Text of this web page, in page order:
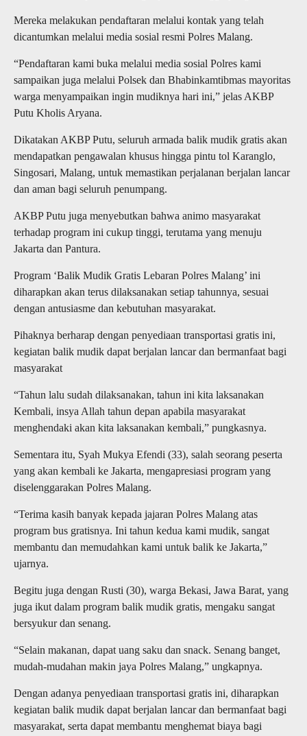
Mereka melakukan pendaftaran melalui kontak yang telah
dicantumkan melalui media sosial resmi Polres Malang.
“Pendaftaran kami buka melalui media sosial Polres kami
sampaikan juga melalui Polsek dan Bhabinkamtibmas mayoritas
warga menyampaikan ingin mudiknya hari ini,” jelas AKBP
Putu Kholis Aryana.
Dikatakan AKBP Putu, seluruh armada balik mudik gratis akan
mendapatkan pengawalan khusus hingga pintu tol Karanglo,
Singosari, Malang, untuk memastikan perjalanan berjalan lancar
dan aman bagi seluruh penumpang.
AKBP Putu juga menyebutkan bahwa animo masyarakat
terhadap program ini cukup tinggi, terutama yang menuju
Jakarta dan Pantura.
Program ‘Balik Mudik Gratis Lebaran Polres Malang’ ini
diharapkan akan terus dilaksanakan setiap tahunnya, sesuai
dengan antusiasme dan kebutuhan masyarakat.
Pihaknya berharap dengan penyediaan transportasi gratis ini,
kegiatan balik mudik dapat berjalan lancar dan bermanfaat bagi
masyarakat
“Tahun lalu sudah dilaksanakan, tahun ini kita laksanakan
Kembali, insya Allah tahun depan apabila masyarakat
menghendaki akan kita laksanakan kembali,” pungkasnya.
Sementara itu, Syah Mukya Efendi (33), salah seorang peserta
yang akan kembali ke Jakarta, mengapresiasi program yang
diselenggarakan Polres Malang.
“Terima kasih banyak kepada jajaran Polres Malang atas
program bus gratisnya. Ini tahun kedua kami mudik, sangat
membantu dan memudahkan kami untuk balik ke Jakarta,”
ujarnya.
Begitu juga dengan Rusti (30), warga Bekasi, Jawa Barat, yang
juga ikut dalam program balik mudik gratis, mengaku sangat
bersyukur dan senang.
“Selain makanan, dapat uang saku dan snack. Senang banget,
mudah-mudahan makin jaya Polres Malang,” ungkapnya.
Dengan adanya penyediaan transportasi gratis ini, diharapkan
kegiatan balik mudik dapat berjalan lancar dan bermanfaat bagi
masyarakat, serta dapat membantu menghemat biaya bagi